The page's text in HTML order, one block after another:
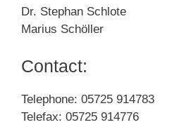
Dr. Stephan Schlote
Marius Schöller
Contact:
Telephone: 05725 914783
Telefax: 05725 914776